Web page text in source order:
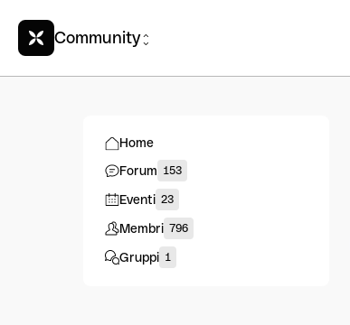
Community
Home
Forum 153
Eventi 23
Membri 796
Gruppi 1